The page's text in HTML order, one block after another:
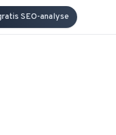
SEO-analyse